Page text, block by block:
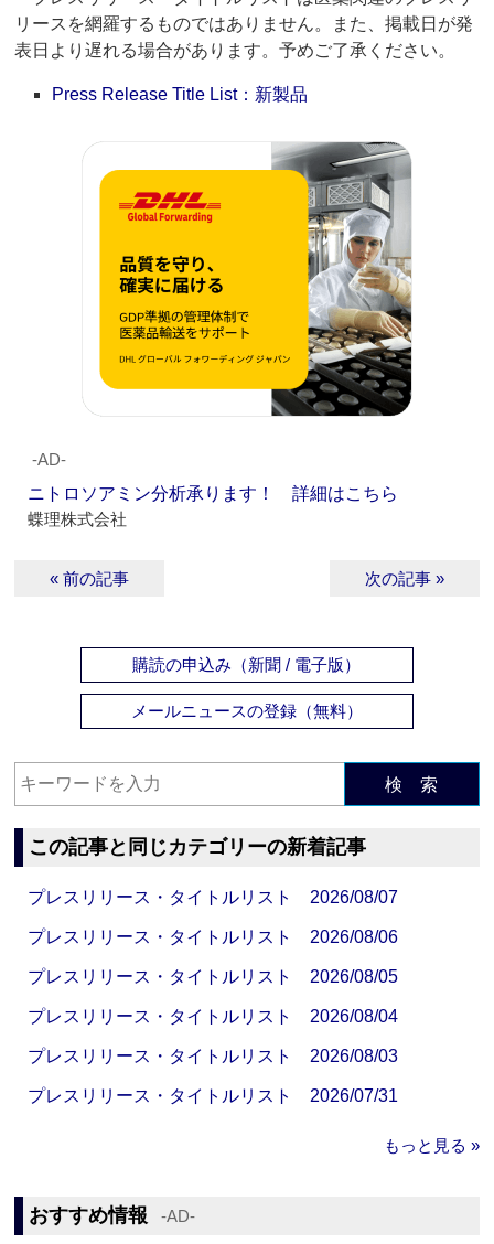
リースを網羅するものではありません。また、掲載日が発
表日より遅れる場合があります。予めご了承ください。
Press Release Title List：新製品
‐AD‐
ニトロソアミン分析承ります！ 詳細はこちら
蝶理株式会社
« 前の記事 次の記事 »
購読の申込み（新聞 / 電子版）
メールニュースの登録（無料）
検 索
この記事と同じカテゴリーの新着記事
プレスリリース・タイトルリスト 2026/08/07
プレスリリース・タイトルリスト 2026/08/06
プレスリリース・タイトルリスト 2026/08/05
プレスリリース・タイトルリスト 2026/08/04
プレスリリース・タイトルリスト 2026/08/03
プレスリリース・タイトルリスト 2026/07/31
もっと見る »
おすすめ情報 ‐AD‐